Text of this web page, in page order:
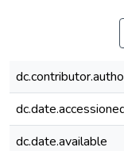
dc.date.available